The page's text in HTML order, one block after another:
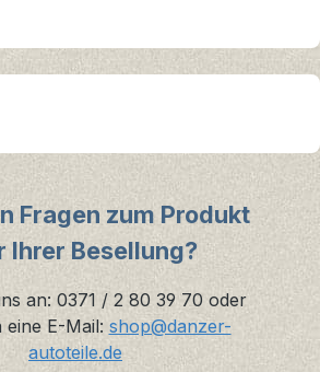
Fragen zum Produkt
Ihrer Besellung?
an: 0371 / 2 80 39 70 oder
E-Mail: shop@danzer-
autoteile.de